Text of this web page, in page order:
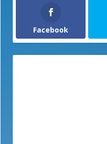
Facebook